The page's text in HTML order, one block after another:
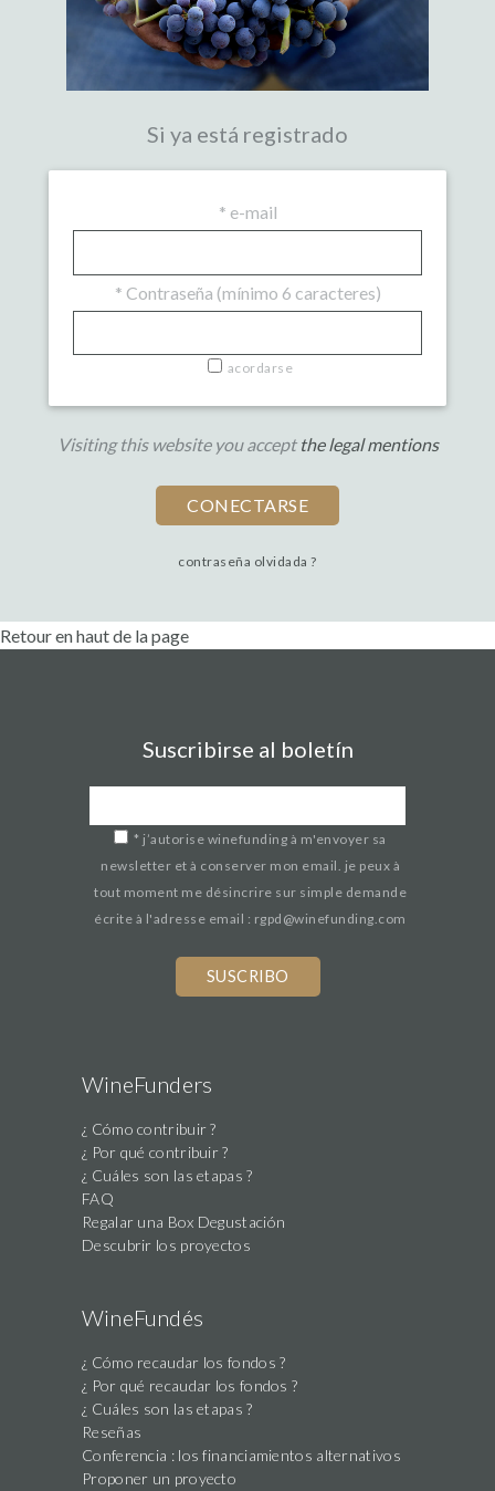
Si ya está registrado
* e-mail
* Contraseña (mínimo 6 caracteres)
acordarse
Visiting this website you accept the legal mentions
contraseña olvidada ?
Retour en haut de la page
Suscribirse al boletín
* j’autorise winefunding à m'envoyer sa
newsletter et à conserver mon email. je peux à
tout moment me désincrire sur simple demande
écrite à l'adresse email : rgpd@winefunding.com
WineFunders
¿ Cómo contribuir ?
¿ Por qué contribuir ?
¿ Cuáles son las etapas ?
FAQ
Regalar una Box Degustación
Descubrir los proyectos
WineFundés
¿ Cómo recaudar los fondos ?
¿ Por qué recaudar los fondos ?
¿ Cuáles son las etapas ?
Reseñas
Conferencia : los financiamientos alternativos
Proponer un proyecto